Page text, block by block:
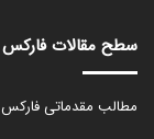
سطح مقالات فارکس
مطالب مقدماتی فارکس